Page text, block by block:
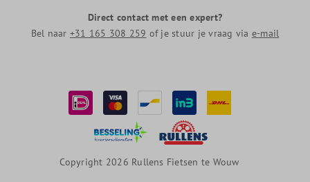
Direct contact met een expert?
Bel naar +31 165 308 259 of je stuur je vraag via e-mail
Copyright 2026 Rullens Fietsen te Wouw